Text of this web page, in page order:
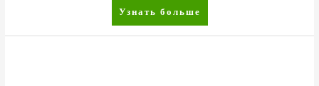
SA8™
Концентрированный
Узнать больше